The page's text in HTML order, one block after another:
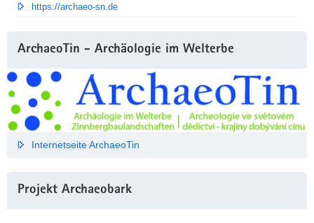
https://archaeo-sn.de
ArchaeoTin - Archäologie im Welterbe
Internetseite ArchaeoTin
Projekt Archaeobark